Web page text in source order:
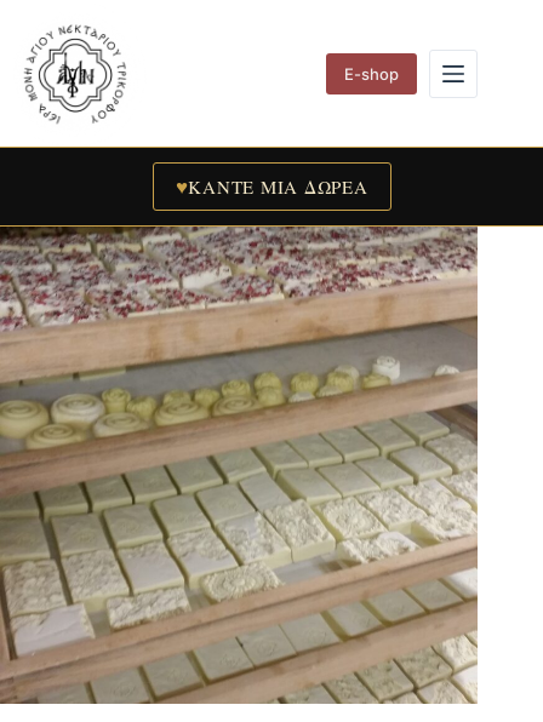
content
E-shop
♥ΚΑΝΤΕ ΜΙΑ ΔΩΡΕΑ